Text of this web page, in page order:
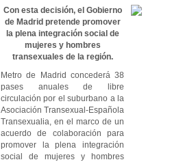
Con esta decisión, el Gobierno
de Madrid pretende promover
la plena integración social de
mujeres y hombres
transexuales de la región.
Metro de Madrid concederá 38
pases anuales de libre
circulación por el suburbano a la
Asociación Transexual-Española
Transexualia, en el marco de un
acuerdo de colaboración para
promover la plena integración
social de mujeres y hombres